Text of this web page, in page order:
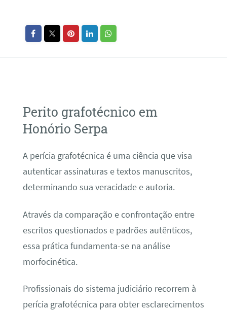
Perito grafotécnico em
Honório Serpa
A perícia grafotécnica é uma ciência que visa
autenticar assinaturas e textos manuscritos,
determinando sua veracidade e autoria.
Através da comparação e confrontação entre
escritos questionados e padrões autênticos,
essa prática fundamenta-se na análise
morfocinética.
Profissionais do sistema judiciário recorrem à
perícia grafotécnica para obter esclarecimentos